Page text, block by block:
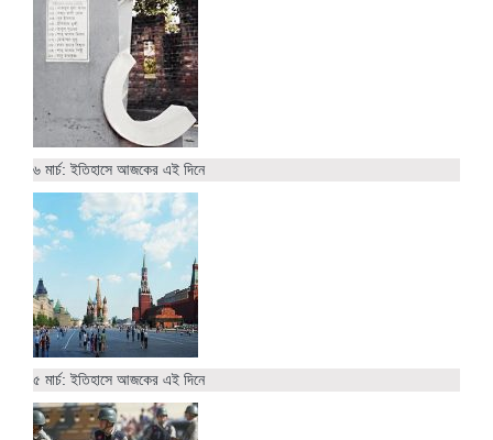
৬ মার্চ: ইতিহাসে আজকের এই দিনে
৫ মার্চ: ইতিহাসে আজকের এই দিনে